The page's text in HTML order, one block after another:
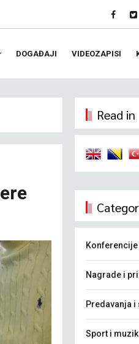
DOGAĐAJI VIDEOZAPISI
Read in
Nagrade i
Predavanja
Sport i